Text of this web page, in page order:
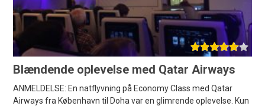
Blændende oplevelse med Qatar Airways
ANMELDELSE: En natflyvning på Economy Class med Qatar
Airways fra København til Doha var en glimrende oplevelse. Kun